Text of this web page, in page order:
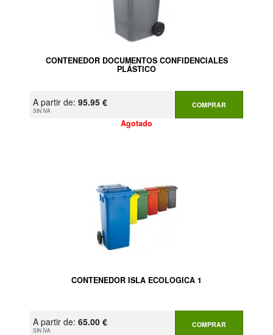
CONTENEDOR DOCUMENTOS CONFIDENCIALES
PLÁSTICO
A partir de: 95.95 €
SIN IVA
COMPRAR
Agotado
CONTENEDOR ISLA ECOLOGICA 1
A partir de: 65.00 €
SIN IVA
COMPRAR